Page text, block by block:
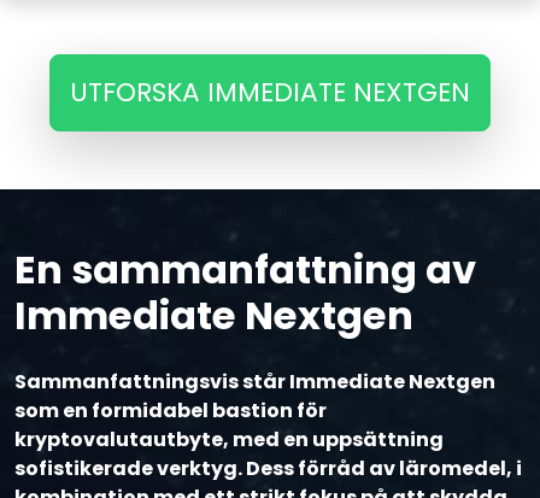
UTFORSKA IMMEDIATE NEXTGEN
En sammanfattning av
Immediate Nextgen
Sammanfattningsvis står Immediate Nextgen
som en formidabel bastion för
kryptovalutautbyte, med en uppsättning
sofistikerade verktyg. Dess förråd av läromedel, i